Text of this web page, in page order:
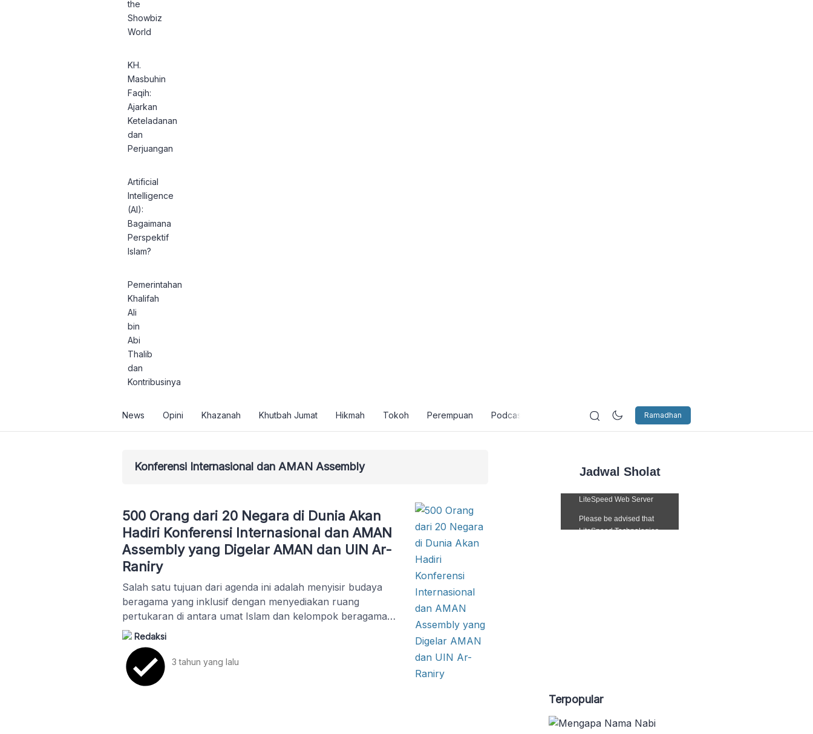
the
Showbiz
World
KH.
Masbuhin
Faqih:
Ajarkan
Keteladanan
dan
Perjuangan
Artificial
Intelligence
(AI):
Bagaimana
Perspektif
Islam?
Pemerintahan
Khalifah
Ali
bin
Abi
Thalib
dan
Kontribusinya
Ramadhan
News Opini Khazanah Khutbah Jumat Hikmah Tokoh Perempuan Podcast
Konferensi Internasional dan AMAN Assembly
500 Orang dari 20 Negara di Dunia Akan
Hadiri Konferensi Internasional dan AMAN
Assembly yang Digelar AMAN dan UIN Ar-
Raniry
Salah satu tujuan dari agenda ini adalah menyisir budaya
beragama yang inklusif dengan menyediakan ruang
pertukaran di antara umat Islam dan kelompok beragama
serta berkeyakinan lainnya dari sejumlah negara.
Redaksi
3 tahun yang lalu
Jadwal Sholat
Terpopular